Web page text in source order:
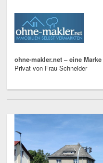
ohne-makler.net – eine
Privat von Frau Schneider